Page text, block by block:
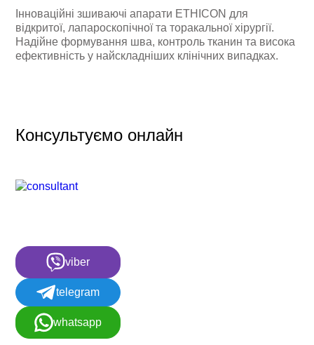
Інноваційні зшиваючі апарати ETHICON для
відкритої, лапароскопічної та торакальної хірургії.
Надійне формування шва, контроль тканин та висока
ефективність у найскладніших клінічних випадках.
Консультуємо онлайн
viber
telegram
whatsapp